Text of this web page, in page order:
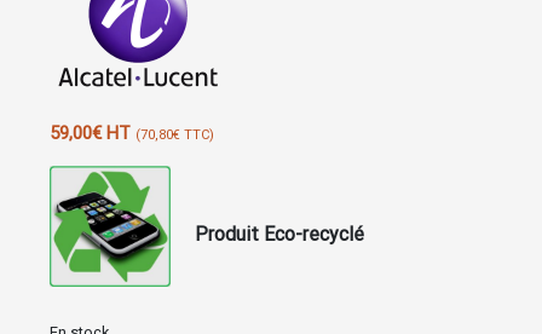
59,00€HT (70,80€ TTC)
Produit Eco-recyclé